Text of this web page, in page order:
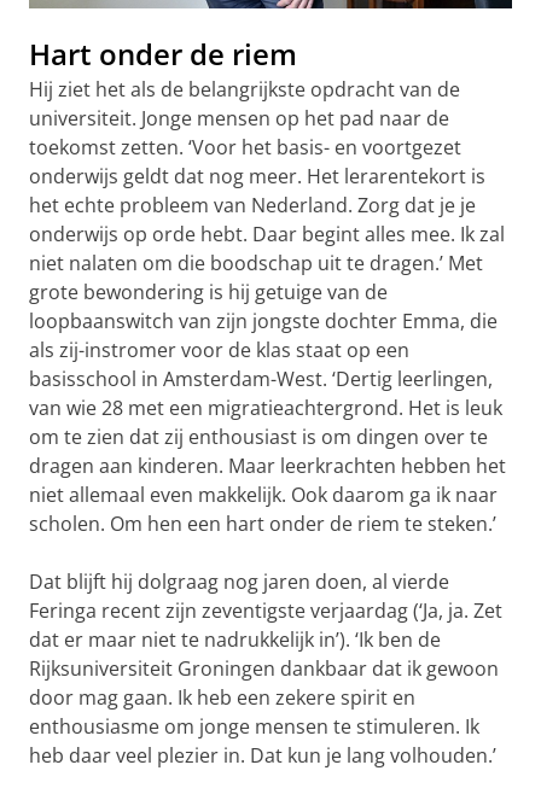
Hart onder de riem
Hij ziet het als de belangrijkste opdracht van de
universiteit. Jonge mensen op het pad naar de
toekomst zetten. ‘Voor het basis- en voortgezet
onderwijs geldt dat nog meer. Het lerarentekort is
het echte probleem van Nederland. Zorg dat je je
onderwijs op orde hebt. Daar begint alles mee. Ik zal
niet nalaten om die boodschap uit te dragen.’ Met
grote bewondering is hij getuige van de
loopbaanswitch van zijn jongste dochter Emma, die
als zij-instromer voor de klas staat op een
basisschool in Amsterdam-West. ‘Dertig leerlingen,
van wie 28 met een migratieachtergrond. Het is leuk
om te zien dat zij enthousiast is om dingen over te
dragen aan kinderen. Maar leerkrachten hebben het
niet allemaal even makkelijk. Ook daarom ga ik naar
scholen. Om hen een hart onder de riem te steken.’
Dat blijft hij dolgraag nog jaren doen, al vierde
Feringa recent zijn zeventigste verjaardag (‘Ja, ja. Zet
dat er maar niet te nadrukkelijk in’). ‘Ik ben de
Rijksuniversiteit Groningen dankbaar dat ik gewoon
door mag gaan. Ik heb een zekere spirit en
enthousiasme om jonge mensen te stimuleren. Ik
heb daar veel plezier in. Dat kun je lang volhouden.’